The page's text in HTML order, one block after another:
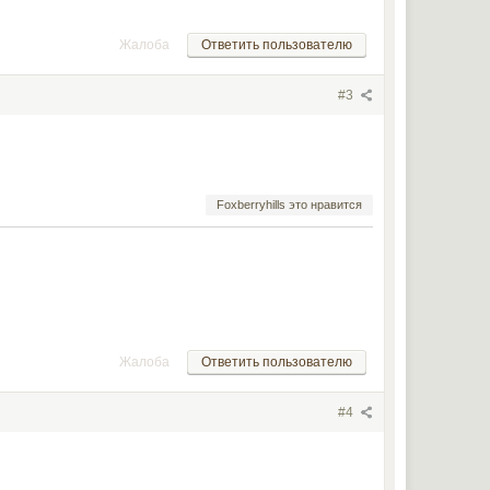
Ответить пользователю
Жалоба
#3
Foxberryhills это нравится
Ответить пользователю
Жалоба
#4